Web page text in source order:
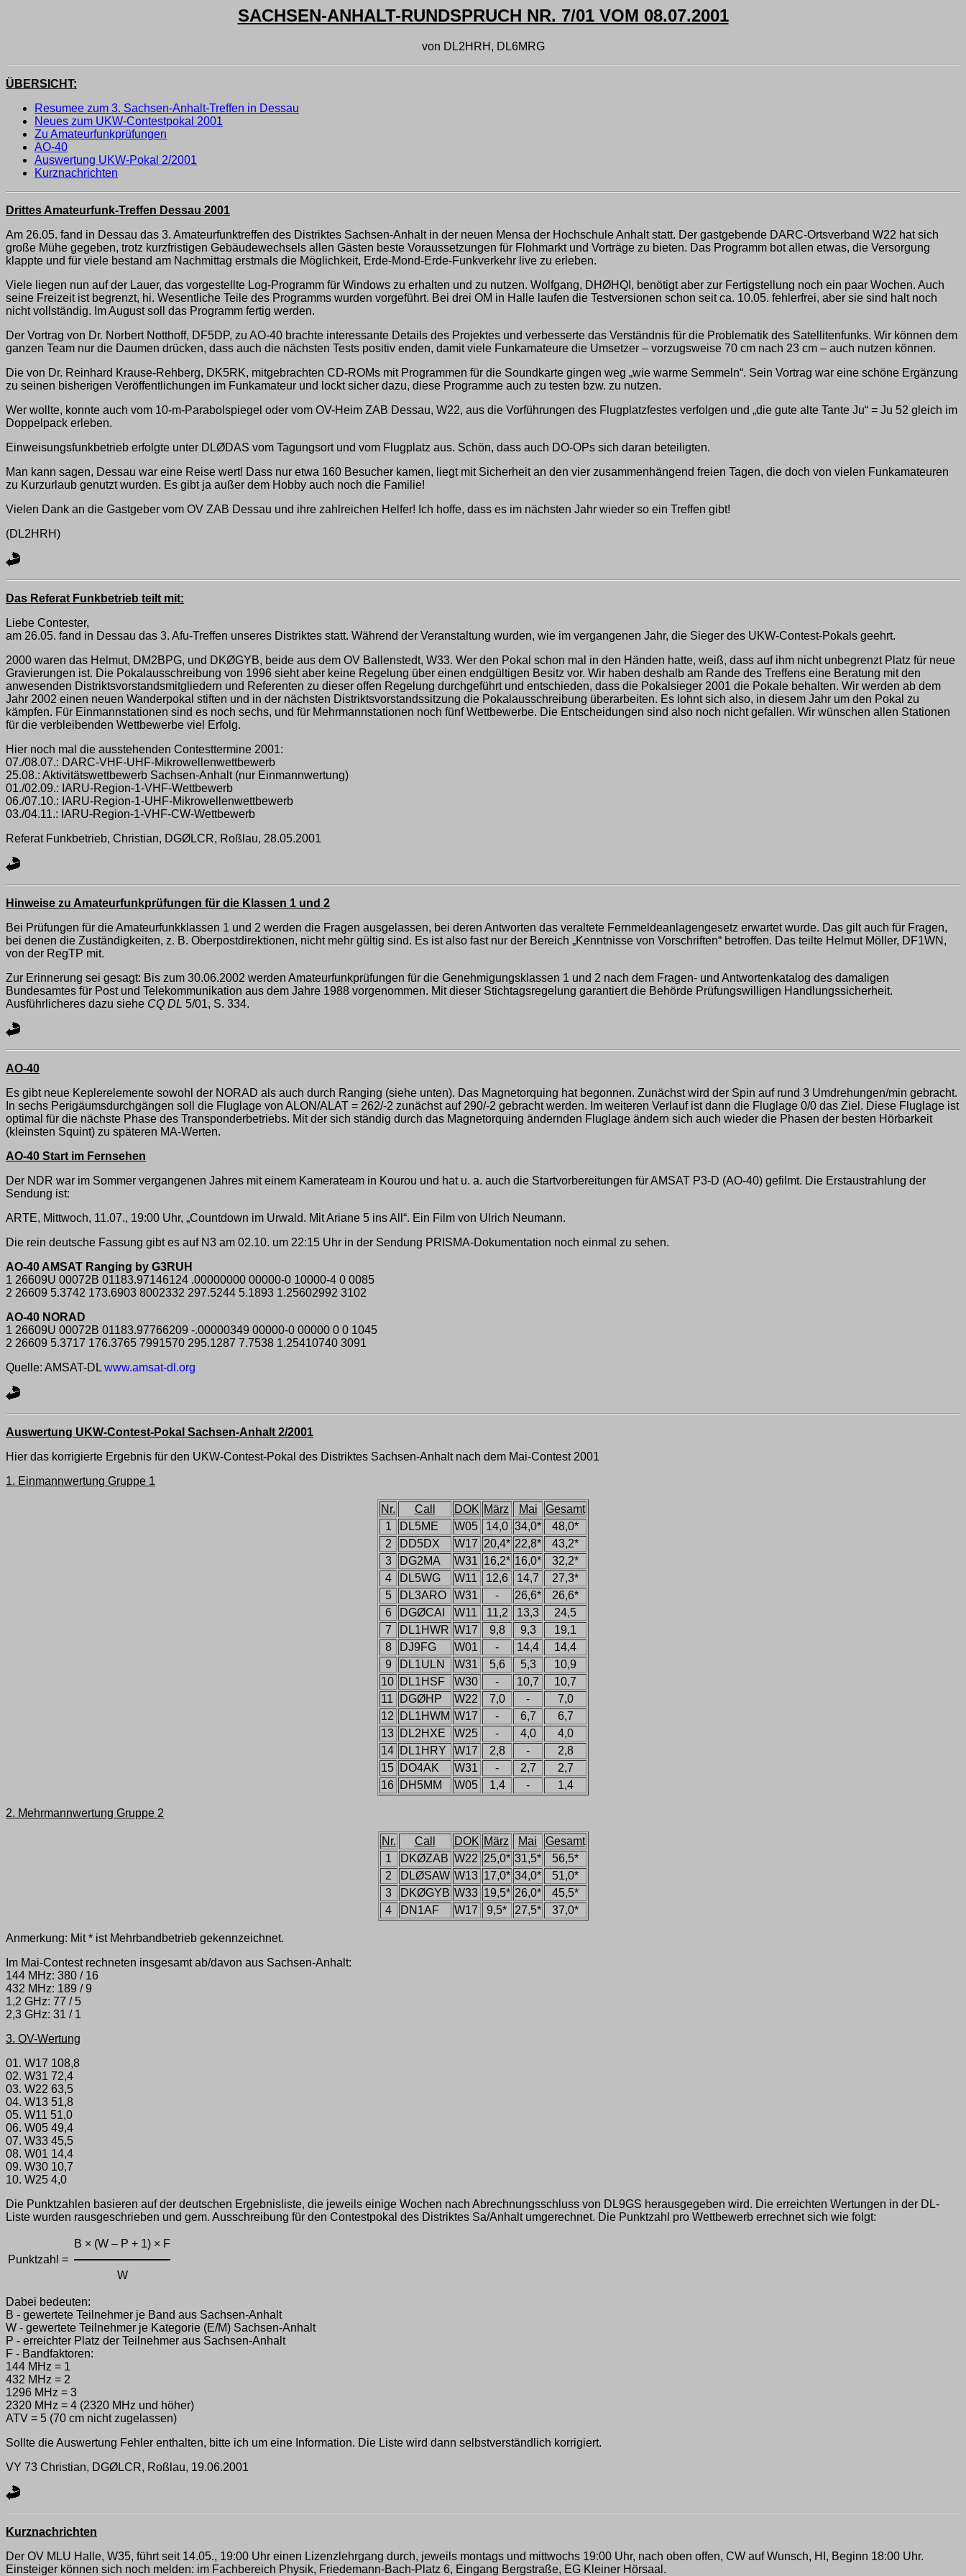
SACHSEN-ANHALT-RUNDSPRUCH NR. 7/01 VOM 08.07.2001
von DL2HRH, DL6MRG
ÜBERSICHT:
Resumee zum 3. Sachsen-Anhalt-Treffen in Dessau
Neues zum UKW-Contestpokal 2001
Zu Amateurfunkprüfungen
AO-40
Auswertung UKW-Pokal 2/2001
Kurznachrichten
Drittes Amateurfunk-Treffen Dessau 2001
Am 26.05. fand in Dessau das 3. Amateurfunktreffen des Distriktes Sachsen-Anhalt in der neuen Mensa der Hochschule Anhalt statt. Der gastgebende DARC-Ortsverband W22 hat sich
große Mühe gegeben, trotz kurzfristigen Gebäudewechsels allen Gästen beste Voraussetzungen für Flohmarkt und Vorträge zu bieten. Das Programm bot allen etwas, die Versorgung
klappte und für viele bestand am Nachmittag erstmals die Möglichkeit, Erde-Mond-Erde-Funkverkehr live zu erleben.
Viele liegen nun auf der Lauer, das vorgestellte Log-Programm für Windows zu erhalten und zu nutzen. Wolfgang, DHØHQI, benötigt aber zur Fertigstellung noch ein paar Wochen. Auch
seine Freizeit ist begrenzt, hi. Wesentliche Teile des Programms wurden vorgeführt. Bei drei OM in Halle laufen die Testversionen schon seit ca. 10.05. fehlerfrei, aber sie sind halt noch
nicht vollständig. Im August soll das Programm fertig werden.
Der Vortrag von Dr. Norbert Notthoff, DF5DP, zu AO-40 brachte interessante Details des Projektes und verbesserte das Verständnis für die Problematik des Satellitenfunks. Wir können dem
ganzen Team nur die Daumen drücken, dass auch die nächsten Tests positiv enden, damit viele Funkamateure die Umsetzer – vorzugsweise 70 cm nach 23 cm – auch nutzen können.
Die von Dr. Reinhard Krause-Rehberg, DK5RK, mitgebrachten CD-ROMs mit Programmen für die Soundkarte gingen weg „wie warme Semmeln“. Sein Vortrag war eine schöne Ergänzung
zu seinen bisherigen Veröffentlichungen im Funkamateur und lockt sicher dazu, diese Programme auch zu testen bzw. zu nutzen.
Wer wollte, konnte auch vom 10-m-Parabolspiegel oder vom OV-Heim ZAB Dessau, W22, aus die Vorführungen des Flugplatzfestes verfolgen und „die gute alte Tante Ju“ = Ju 52 gleich im
Doppelpack erleben.
Einweisungsfunkbetrieb erfolgte unter DLØDAS vom Tagungsort und vom Flugplatz aus. Schön, dass auch DO-OPs sich daran beteiligten.
Man kann sagen, Dessau war eine Reise wert! Dass nur etwa 160 Besucher kamen, liegt mit Sicherheit an den vier zusammenhängend freien Tagen, die doch von vielen Funkamateuren
zu Kurzurlaub genutzt wurden. Es gibt ja außer dem Hobby auch noch die Familie!
Vielen Dank an die Gastgeber vom OV ZAB Dessau und ihre zahlreichen Helfer! Ich hoffe, dass es im nächsten Jahr wieder so ein Treffen gibt!
(DL2HRH)
Das Referat Funkbetrieb teilt mit:
Liebe Contester,
am 26.05. fand in Dessau das 3. Afu-Treffen unseres Distriktes statt. Während der Veranstaltung wurden, wie im vergangenen Jahr, die Sieger des UKW-Contest-Pokals geehrt.
2000 waren das Helmut, DM2BPG, und DKØGYB, beide aus dem OV Ballenstedt, W33. Wer den Pokal schon mal in den Händen hatte, weiß, dass auf ihm nicht unbegrenzt Platz für neue
Gravierungen ist. Die Pokalausschreibung von 1996 sieht aber keine Regelung über einen endgültigen Besitz vor. Wir haben deshalb am Rande des Treffens eine Beratung mit den
anwesenden Distriktsvorstandsmitgliedern und Referenten zu dieser offen Regelung durchgeführt und entschieden, dass die Pokalsieger 2001 die Pokale behalten. Wir werden ab dem
Jahr 2002 einen neuen Wanderpokal stiften und in der nächsten Distriktsvorstandssitzung die Pokalausschreibung überarbeiten. Es lohnt sich also, in diesem Jahr um den Pokal zu
kämpfen. Für Einmannstationen sind es noch sechs, und für Mehrmannstationen noch fünf Wettbewerbe. Die Entscheidungen sind also noch nicht gefallen. Wir wünschen allen Stationen
für die verbleibenden Wettbewerbe viel Erfolg.
Hier noch mal die ausstehenden Contesttermine 2001:
07./08.07.: DARC-VHF-UHF-Mikrowellenwettbewerb
25.08.: Aktivitätswettbewerb Sachsen-Anhalt (nur Einmannwertung)
01./02.09.: IARU-Region-1-VHF-Wettbewerb
06./07.10.: IARU-Region-1-UHF-Mikrowellenwettbewerb
03./04.11.: IARU-Region-1-VHF-CW-Wettbewerb
Referat Funkbetrieb, Christian, DGØLCR, Roßlau, 28.05.2001
Hinweise zu Amateurfunkprüfungen für die Klassen 1 und 2
Bei Prüfungen für die Amateurfunkklassen 1 und 2 werden die Fragen ausgelassen, bei deren Antworten das veraltete Fernmeldeanlagengesetz erwartet wurde. Das gilt auch für Fragen,
bei denen die Zuständigkeiten, z. B. Oberpostdirektionen, nicht mehr gültig sind. Es ist also fast nur der Bereich „Kenntnisse von Vorschriften“ betroffen. Das teilte Helmut Möller, DF1WN,
von der RegTP mit.
Zur Erinnerung sei gesagt: Bis zum 30.06.2002 werden Amateurfunkprüfungen für die Genehmigungsklassen 1 und 2 nach dem Fragen- und Antwortenkatalog des damaligen
Bundesamtes für Post und Telekommunikation aus dem Jahre 1988 vorgenommen. Mit dieser Stichtagsregelung garantiert die Behörde Prüfungswilligen Handlungssicherheit.
Ausführlicheres dazu siehe CQ DL 5/01, S. 334.
AO-40
Es gibt neue Keplerelemente sowohl der NORAD als auch durch Ranging (siehe unten). Das Magnetorquing hat begonnen. Zunächst wird der Spin auf rund 3 Umdrehungen/min gebracht.
In sechs Perigäumsdurchgängen soll die Fluglage von ALON/ALAT = 262/-2 zunächst auf 290/-2 gebracht werden. Im weiteren Verlauf ist dann die Fluglage 0/0 das Ziel. Diese Fluglage ist
optimal für die nächste Phase des Transponderbetriebs. Mit der sich ständig durch das Magnetorquing ändernden Fluglage ändern sich auch wieder die Phasen der besten Hörbarkeit
(kleinsten Squint) zu späteren MA-Werten.
AO-40 Start im Fernsehen
Der NDR war im Sommer vergangenen Jahres mit einem Kamerateam in Kourou und hat u. a. auch die Startvorbereitungen für AMSAT P3-D (AO-40) gefilmt. Die Erstaustrahlung der
Sendung ist:
ARTE, Mittwoch, 11.07., 19:00 Uhr, „Countdown im Urwald. Mit Ariane 5 ins All“. Ein Film von Ulrich Neumann.
Die rein deutsche Fassung gibt es auf N3 am 02.10. um 22:15 Uhr in der Sendung PRISMA-Dokumentation noch einmal zu sehen.
AO-40 AMSAT Ranging by G3RUH
1 26609U 00072B 01183.97146124 .00000000 00000-0 10000-4 0 0085
2 26609 5.3742 173.6903 8002332 297.5244 5.1893 1.25602992 3102
AO-40 NORAD
1 26609U 00072B 01183.97766209 -.00000349 00000-0 00000 0 0 1045
2 26609 5.3717 176.3765 7991570 295.1287 7.7538 1.25410740 3091
Quelle: AMSAT-DL www.amsat-dl.org
Auswertung UKW-Contest-Pokal Sachsen-Anhalt 2/2001
Hier das korrigierte Ergebnis für den UKW-Contest-Pokal des Distriktes Sachsen-Anhalt nach dem Mai-Contest 2001
1. Einmannwertung Gruppe 1
Nr. Call DOK März Mai
Gesamt
1
DL5ME W05 14,0 34,0*
48,0*
2
DD5DX W17 20,4* 22,8*
43,2*
3
DG2MA W31 16,2* 16,0*
32,2*
4
DL5WG W11 12,6 14,7
27,3*
5
DL3ARO W31 - 26,6*
26,6*
6
DGØCAI W11 11,2 13,3
24,5
7
DL1HWR W17 9,8 9,3
19,1
8
DJ9FG W01 - 14,4
14,4
9
DL1ULN W31 5,6 5,3
10,9
10 DL1HSF W30 - 10,7
10,7
11
DGØHP W22 7,0 -
7,0
12
DL1HWM W17 - 6,7
6,7
13 DL2HXE W25 - 4,0
4,0
14 DL1HRY W17 2,8 -
2,8
15 DO4AK W31 - 2,7
2,7
16 DH5MM W05 1,4 - 1,4
2. Mehrmannwertung Gruppe 2
Nr. Call DOK März Mai
Gesamt
1
DKØZAB W22 25,0* 31,5*
56,5*
2
DLØSAW W13 17,0* 34,0*
51,0*
3
DKØGYB W33 19,5* 26,0*
45,5*
4
DN1AF W17 9,5* 27,5* 37,0*
Anmerkung: Mit * ist Mehrbandbetrieb gekennzeichnet.
Im Mai-Contest rechneten insgesamt ab/davon aus Sachsen-Anhalt:
144 MHz: 380 / 16
432 MHz: 189 / 9
1,2 GHz: 77 / 5
2,3 GHz: 31 / 1
3. OV-Wertung
01. W17 108,8
02. W31 72,4
03. W22 63,5
04. W13 51,8
05. W11 51,0
06. W05 49,4
07. W33 45,5
08. W01 14,4
09. W30 10,7
10. W25 4,0
Die Punktzahlen basieren auf der deutschen Ergebnisliste, die jeweils einige Wochen nach Abrechnungsschluss von DL9GS herausgegeben wird. Die erreichten Wertungen in der DL-
Liste wurden rausgeschrieben und gem. Ausschreibung für den Contestpokal des Distriktes Sa/Anhalt umgerechnet. Die Punktzahl pro Wettbewerb errechnet sich wie folgt:
B × (W – P + 1) × F
Punktzahl =
W
Dabei bedeuten:
B - gewertete Teilnehmer je Band aus Sachsen-Anhalt
W - gewertete Teilnehmer je Kategorie (E/M) Sachsen-Anhalt
P - erreichter Platz der Teilnehmer aus Sachsen-Anhalt
F - Bandfaktoren:
144 MHz = 1
432 MHz = 2
1296 MHz = 3
2320 MHz = 4 (2320 MHz und höher)
ATV = 5 (70 cm nicht zugelassen)
Sollte die Auswertung Fehler enthalten, bitte ich um eine Information. Die Liste wird dann selbstverständlich korrigiert.
VY 73 Christian, DGØLCR, Roßlau, 19.06.2001
Kurznachrichten
Der OV MLU Halle, W35, führt seit 14.05., 19:00 Uhr einen Lizenzlehrgang durch, jeweils montags und mittwochs 19:00 Uhr, nach oben offen, CW auf Wunsch, HI, Beginn 18:00 Uhr.
Einsteiger können sich noch melden: im Fachbereich Physik, Friedemann-Bach-Platz 6, Eingang Bergstraße, EG Kleiner Hörsaal.